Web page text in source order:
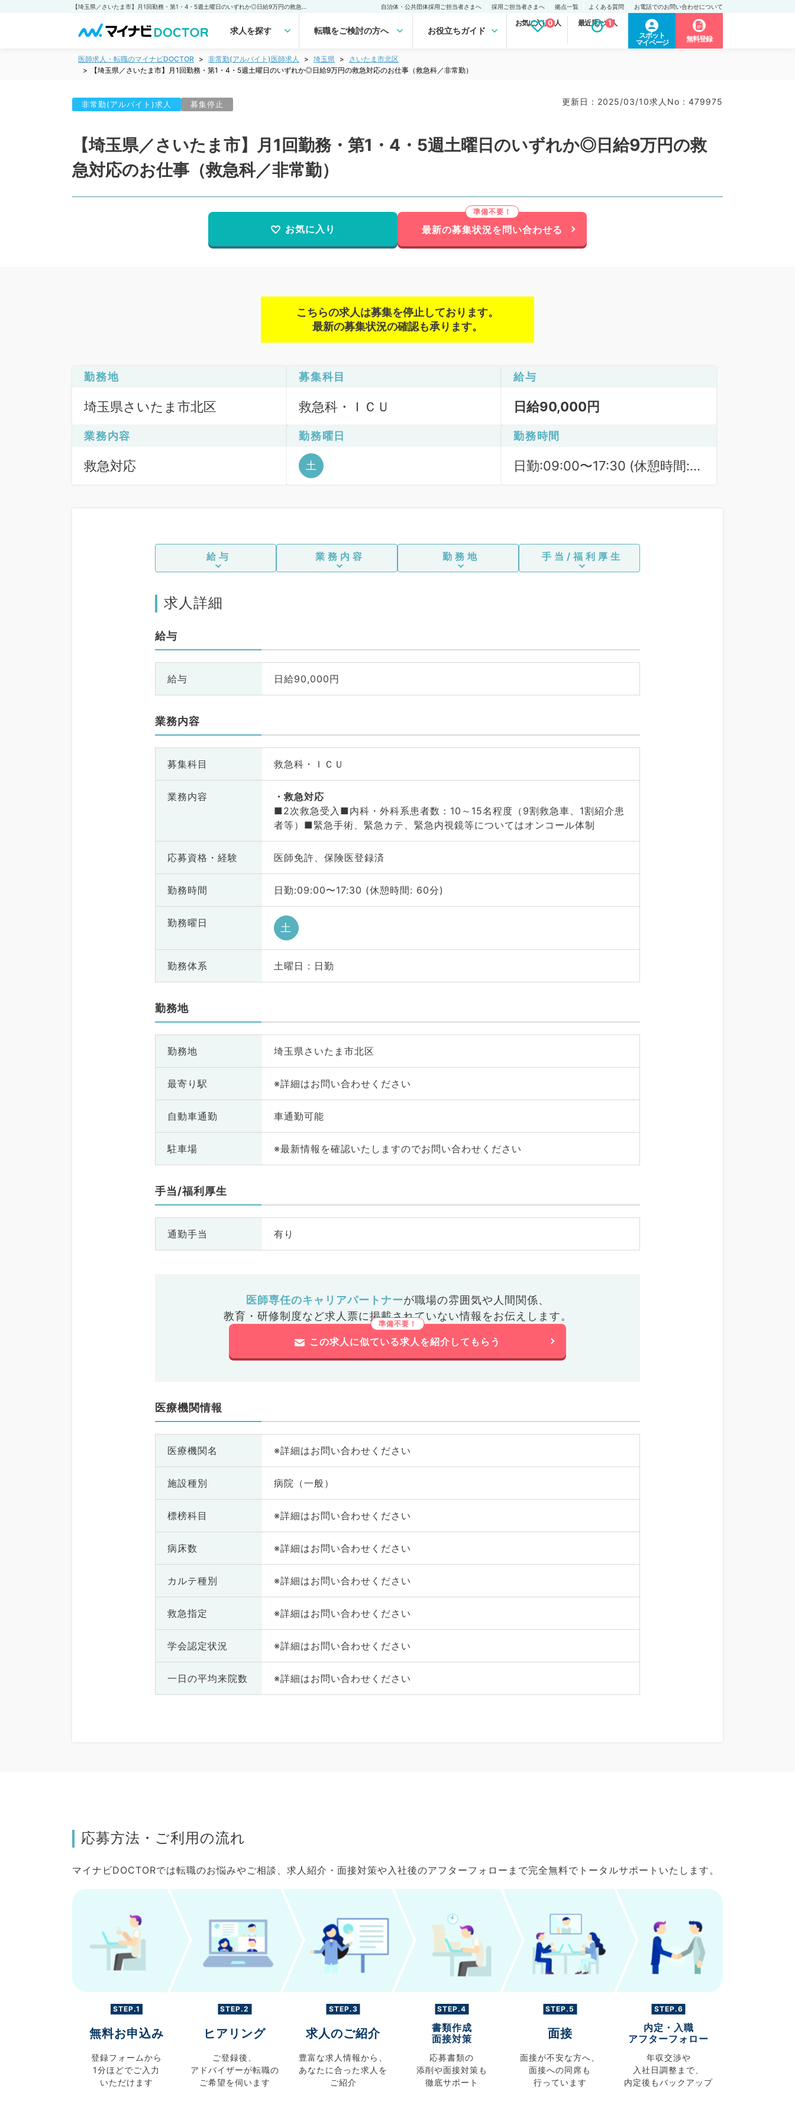
自治体・公共団体採用ご担当者さまへ 採用ご担当者さまへ 拠点一覧 よくある質問 お電話でのお問い合わせについて
求人を探す 転職をご検討の方へ お役立ちガイド
お気に入り求人
0 最近見た求人
1
スポット
マイページ
無料登録
医師求人・転職のマイナビDOCTOR 非常勤(アルバイト)医師求人 埼玉県
さいたま市北区
【埼玉県／さいたま市】月1回勤務・第1・4・5週土曜日のいずれか◎日給9万円の救急対応のお仕事（救急科／非常勤）
非常勤(アルバイト)求人 募集停止 更新日 : 2025/03/10求人No : 479975
【埼玉県／さいたま市】月1回勤務・第1・4・5週土曜日のいずれか◎日給9万円の救
急対応のお仕事（救急科／非常勤）
お気に入り 最新の募集状況を問い合わせる
こちらの求人は募集を停止しております。
最新の募集状況の確認も承ります。
勤務地
埼玉県さいたま市北区
募集科目
救急科・ＩＣＵ
給与
日給90,000円
業務内容
救急対応
勤務曜日
土
勤務時間
日勤:09:00〜17:30 (休憩時間:
給与 業務内容 勤務地 手当/福利厚生
求人詳細
給与
給与 日給90,000円
業務内容
募集科目 救急科・ＩＣＵ
業務内容
救急対応
■2次救急受入■内科・外科系患者数：10～15名程度（9割救急車、1割紹介患
者等）■緊急手術、緊急カテ、緊急内視鏡等についてはオンコール体制
応募資格・ 経験 医師免許、保険医登録済
勤務時間 日勤:09:00〜17:30 (休憩時間: 60分)
勤務曜日 土
勤務体系 土曜日 : 日勤
勤務地
勤務地 埼玉県さいたま市北区
最寄り駅 ※詳細はお問い合わせください
自動車通勤 車通勤可能
駐車場 ※最新情報を確認いたしますのでお問い合わせください
手当/福利厚生
通勤手当 有り
医師専任のキャリアパートナーが職場の雰囲気や人間関係、
教育・研修制度など求人票に掲載されていない情報をお伝えします。
この求人に似ている求人を紹介してもらう
医療機関情報
医療機関名 ※詳細はお問い合わせください
施設種別 病院（一般）
標榜科目 ※詳細はお問い合わせください
病床数 ※詳細はお問い合わせください
カルテ種別 ※詳細はお問い合わせください
救急指定 ※詳細はお問い合わせください
学会認定状況 ※詳細はお問い合わせください
一日の平均来院数 ※詳細はお問い合わせください
応募方法・ご利用の流れ
マイナビDOCTORでは転職のお悩みやご相談、求人紹介・面接対策や入社後のアフターフォローまで完全無料でトータルサポートいたします。
STEP.1
無料お申込み
登録フォームから
1分ほどでご入力
いただけます
STEP.2
ヒアリング
ご登録後、
アドバイザーが転職の
ご希望を伺います
STEP.3
求人のご紹介
豊富な求人情報から、
あなたに合った求人を
ご紹介
STEP.4
書類作成
面接対策
応募書類の
添削や面接対策も
徹底サポート
STEP.5
面接
面接が不安な方へ、
面接への同席も
行っています
STEP.6
内定・入職
アフターフォロー
年収交渉や
入社日調整まで、
内定後もバックアップ